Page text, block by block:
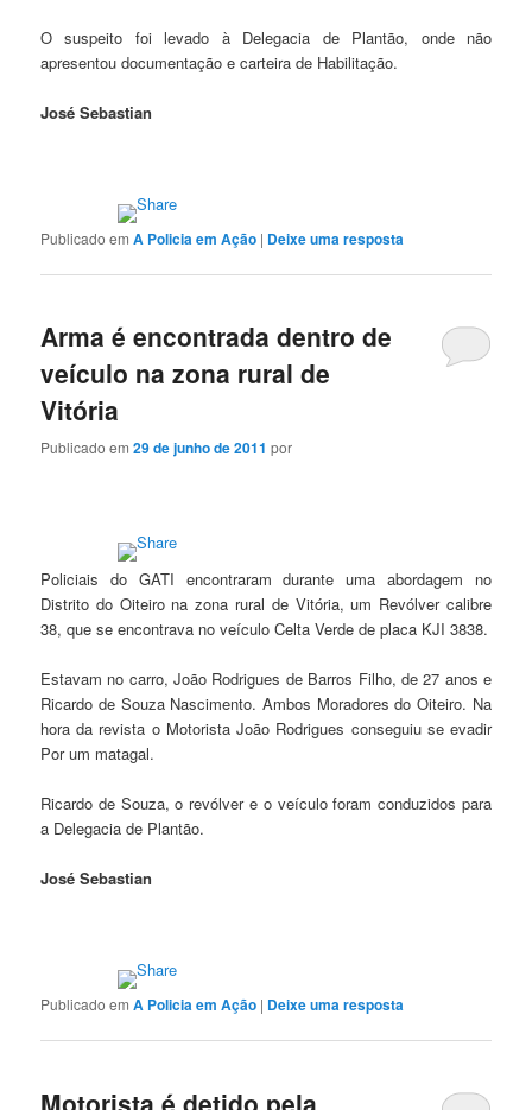
O suspeito foi levado à Delegacia de Plantão, onde não
apresentou documentação e carteira de Habilitação.
José Sebastian
Publicado em A Policia em Ação | Deixe uma resposta
Arma é encontrada dentro de
veículo na zona rural de
Vitória
Publicado em29 de junho de 2011 por
Policiais do GATI encontraram durante uma abordagem no
Distrito do Oiteiro na zona rural de Vitória, um Revólver calibre
38, que se encontrava no veículo Celta Verde de placa KJI 3838.
Estavam no carro, João Rodrigues de Barros Filho, de 27 anos e
Ricardo de Souza Nascimento. Ambos Moradores do Oiteiro. Na
hora da revista o Motorista João Rodrigues conseguiu se evadir
Por um matagal.
Ricardo de Souza, o revólver e o veículo foram conduzidos para
a Delegacia de Plantão.
José Sebastian
Publicado em A Policia em Ação | Deixe uma resposta
Motorista é detido pela